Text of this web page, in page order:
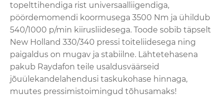
topelttihendiga rist universaalliigendiga,
pöördemomendi koormusega 3500 Nm ja ühildub
540/1000 p/min kiirusliidesega. Toode sobib täpselt
New Holland 330/340 pressi toiteliidesega ning
paigaldus on mugav ja stabiilne. Lähtetehasena
pakub Raydafon teile usaldusväärseid
jõuülekandelahendusi taskukohase hinnaga,
muutes pressimistoimingud tõhusamaks!